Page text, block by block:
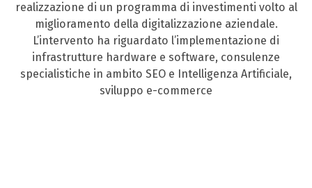
realizzazione di un programma di investimenti volto al
miglioramento della digitalizzazione aziendale.
L’intervento ha riguardato l’implementazione di
infrastrutture hardware e software, consulenze
specialistiche in ambito SEO e Intelligenza Artificiale,
sviluppo e-commerce